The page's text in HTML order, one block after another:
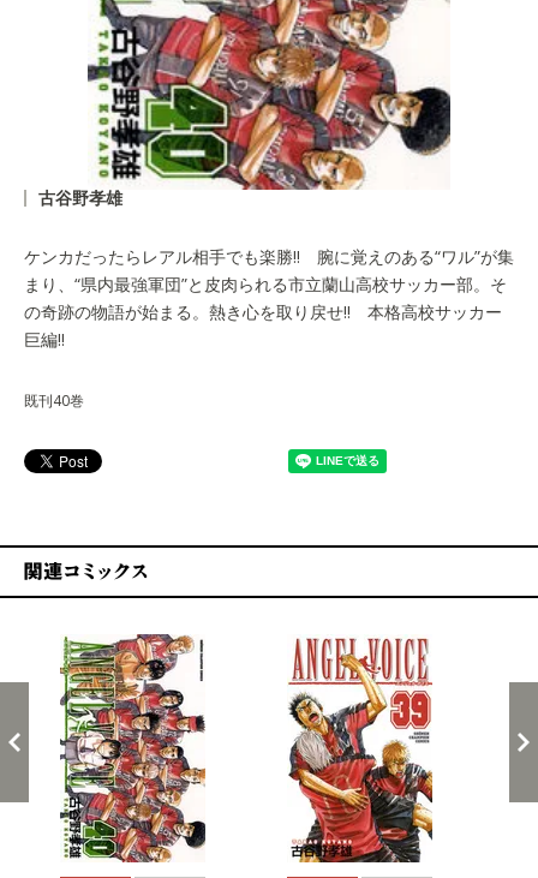
古谷野孝雄
ケンカだったらレアル相手でも楽勝!! 腕に覚えのある“ワル”が集
まり、“県内最強軍団”と皮肉られる市立蘭山高校サッカー部。そ
の奇跡の物語が始まる。熱き心を取り戻せ!! 本格高校サッカー
巨編!!
既刊40巻